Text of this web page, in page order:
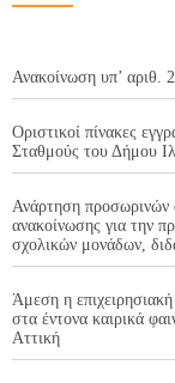
Ανακοίνωση υπ’ αριθ.
Οριστικοί πίνακες
Σταθμούς του Δήμου
Ανάρτηση προσωρινών
ανακοίνωσης για την
σχολικών μονάδων,
Άμεση η
στα έντονα καιρικά
Αττική